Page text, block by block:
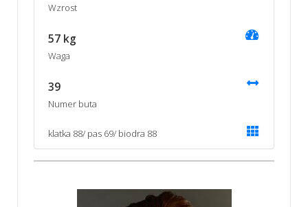
Wzrost
57 kg
Waga
39
Numer buta
klatka 88/ pas 69/ biodra 88